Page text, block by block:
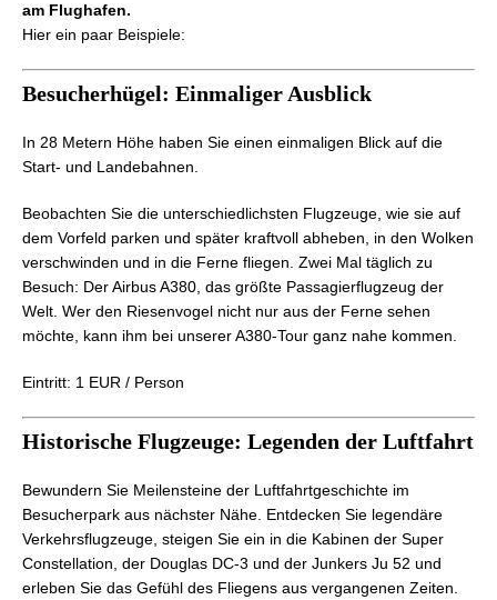
am Flughafen.
Hier ein paar Beispiele:
Besucherhügel: Einmaliger Ausblick
In 28 Metern Höhe haben Sie einen einmaligen Blick auf die
Start- und Landebahnen.
Beobachten Sie die unterschiedlichsten Flugzeuge, wie sie auf
dem Vorfeld parken und später kraftvoll abheben, in den Wolken
verschwinden und in die Ferne fliegen. Zwei Mal täglich zu
Besuch: Der Airbus A380, das größte Passagierflugzeug der
Welt. Wer den Riesenvogel nicht nur aus der Ferne sehen
möchte, kann ihm bei unserer A380-Tour ganz nahe kommen.
Eintritt: 1 EUR / Person
Historische Flugzeuge: Legenden der Luftfahrt
Bewundern Sie Meilensteine der Luftfahrtgeschichte im
Besucherpark aus nächster Nähe. Entdecken Sie legendäre
Verkehrsflugzeuge, steigen Sie ein in die Kabinen der Super
Constellation, der Douglas DC-3 und der Junkers Ju 52 und
erleben Sie das Gefühl des Fliegens aus vergangenen Zeiten.